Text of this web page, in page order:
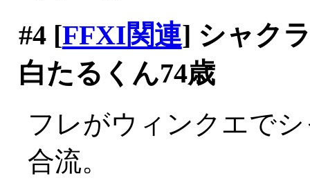
#4[FFXI関連] シャク
白たるくん74歳
フレがウィンクエで
合流。